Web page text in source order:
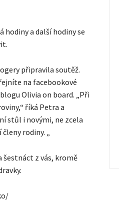
hodiny a další hodiny se
připravila soutěž.
na facebookové
Olivia on board. „Při
říká Petra a
stůl i novými, ne zcela
rodiny. „
šestnáct z vás, kromě